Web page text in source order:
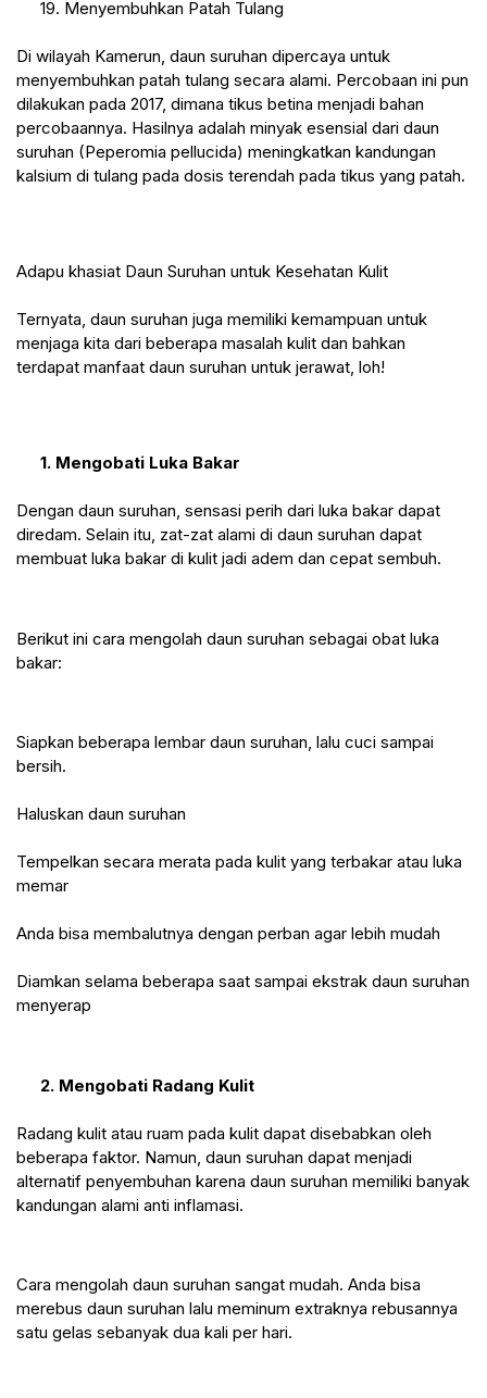
19. Menyembuhkan Patah Tulang
Di wilayah Kamerun, daun suruhan dipercaya untuk
menyembuhkan patah tulang secara alami. Percobaan ini pun
dilakukan pada 2017, dimana tikus betina menjadi bahan
percobaannya. Hasilnya adalah minyak esensial dari daun
suruhan (Peperomia pellucida) meningkatkan kandungan
kalsium di tulang pada dosis terendah pada tikus yang patah.
Adapu khasiat Daun Suruhan untuk Kesehatan Kulit
Ternyata, daun suruhan juga memiliki kemampuan untuk
menjaga kita dari beberapa masalah kulit dan bahkan
terdapat manfaat daun suruhan untuk jerawat, loh!
1. Mengobati Luka Bakar
Dengan daun suruhan, sensasi perih dari luka bakar dapat
diredam. Selain itu, zat-zat alami di daun suruhan dapat
membuat luka bakar di kulit jadi adem dan cepat sembuh.
Berikut ini cara mengolah daun suruhan sebagai obat luka
bakar:
Siapkan beberapa lembar daun suruhan, lalu cuci sampai
bersih.
Haluskan daun suruhan
Tempelkan secara merata pada kulit yang terbakar atau luka
memar
Anda bisa membalutnya dengan perban agar lebih mudah
Diamkan selama beberapa saat sampai ekstrak daun suruhan
menyerap
2. Mengobati Radang Kulit
Radang kulit atau ruam pada kulit dapat disebabkan oleh
beberapa faktor. Namun, daun suruhan dapat menjadi
alternatif penyembuhan karena daun suruhan memiliki banyak
kandungan alami anti inflamasi.
Cara mengolah daun suruhan sangat mudah. Anda bisa
merebus daun suruhan lalu meminum extraknya rebusannya
satu gelas sebanyak dua kali per hari.